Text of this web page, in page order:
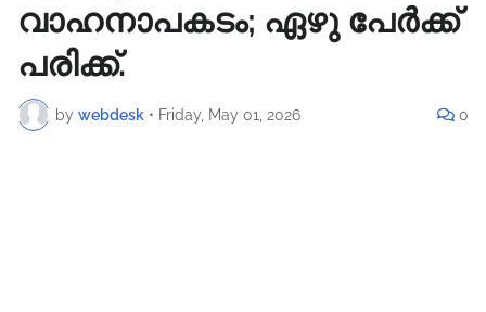
വാഹനാപകടം; ഏഴു പേർക്ക്
പരിക്ക്.
by webdesk • Friday, May 01, 2026 0